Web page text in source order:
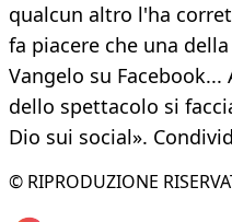
qualcun altro l'ha
fa piacere che una
Vangelo su
dello spettacolo si
Dio sui social».
© RIPRODUZIONE